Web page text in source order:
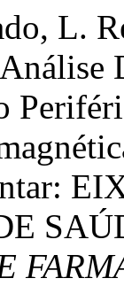
L.